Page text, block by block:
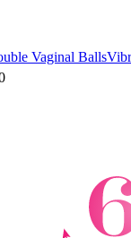
Vaginal Balls